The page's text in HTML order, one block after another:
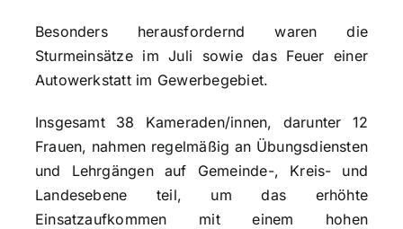
Besonders herausfordernd waren die
Sturmeinsätze im Juli sowie das Feuer einer
Autowerkstatt im Gewerbegebiet.
Insgesamt 38 Kameraden/innen, darunter 12
Frauen, nahmen regelmäßig an Übungsdiensten
und Lehrgängen auf Gemeinde-, Kreis- und
Landesebene teil, um das erhöhte
Einsatzaufkommen mit einem hohen